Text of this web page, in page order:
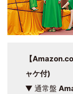
【
ャケ付)
▼ 通常盤